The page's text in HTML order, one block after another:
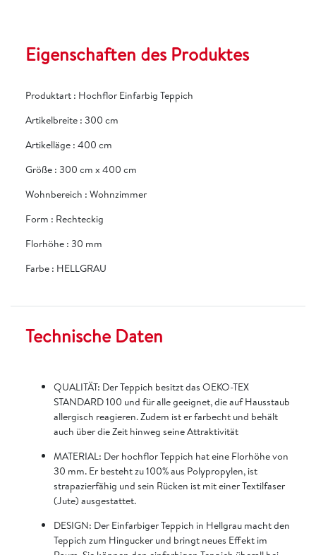
Eigenschaften des Produktes
Produktart : Hochflor Einfarbig Teppich
Artikelbreite : 300 cm
Artikelläge : 400 cm
Größe : 300 cm x 400 cm
Wohnbereich : Wohnzimmer
Form : Rechteckig
Florhöhe : 30 mm
Farbe : HELLGRAU
Technische Daten
QUALITÄT: Der Teppich besitzt das OEKO-TEX
STANDARD 100 und für alle geeignet, die auf Hausstaub
allergisch reagieren. Zudem ist er farbecht und behält
auch über die Zeit hinweg seine Attraktivität
MATERIAL: Der hochflor Teppich hat eine Florhöhe von
30 mm. Er besteht zu 100% aus Polypropylen, ist
strapazierfähig und sein Rücken ist mit einer Textilfaser
(Jute) ausgestattet.
DESIGN: Der Einfarbiger Teppich in Hellgrau macht den
Teppich zum Hingucker und bringt neues Effekt im